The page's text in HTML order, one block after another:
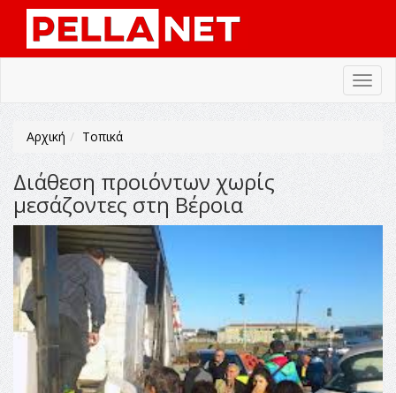
Αρχική Τοπικά
Διάθεση προιόντων χωρίς
μεσάζοντες στη Βέροια